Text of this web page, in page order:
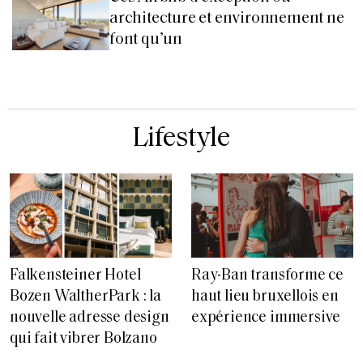
architecture et environnement ne
font qu’un
Lifestyle
Falkensteiner Hotel
Bozen WaltherPark : la
nouvelle adresse design
qui fait vibrer Bolzano
Ray-Ban transforme ce
haut lieu bruxellois en
expérience immersive